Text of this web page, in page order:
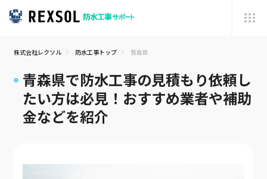
株式会社レクソル 防水工事トップ 青森県
青森県で防水工事の見積もり依頼し
たい方は必見！おすすめ業者や補助
金などを紹介